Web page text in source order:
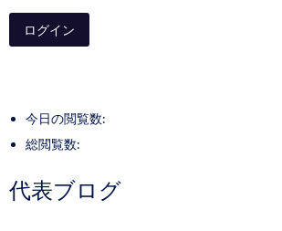
今日の閲覧数:
総閲覧数:
代表ブログ